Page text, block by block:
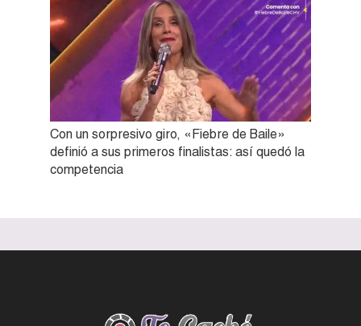
Con un sorpresivo giro, «Fiebre de Baile»
definió a sus primeros finalistas: así quedó la
competencia